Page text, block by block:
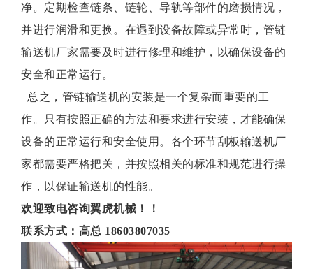
净。定期检查链条、链轮、导轨等部件的磨损情况，
并进行润滑和更换。在遇到设备故障或异常时，管链
输送机厂家需要及时进行修理和维护，以确保设备的
安全和正常运行。
总之，管链输送机的安装是一个复杂而重要的工
作。只有按照正确的方法和要求进行安装，才能确保
设备的正常运行和安全使用。各个环节刮板输送机厂
家都需要严格把关，并按照相关的标准和规范进行操
作，以保证输送机的性能。
欢迎致电咨询翼虎机械！！
联系方式：高总 18603807035